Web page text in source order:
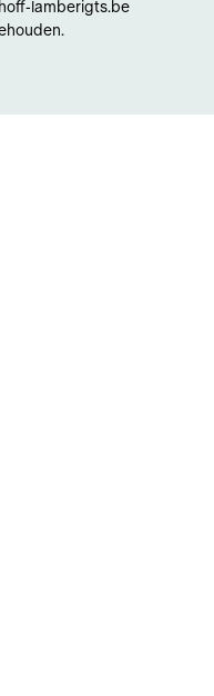
lamberigts.be